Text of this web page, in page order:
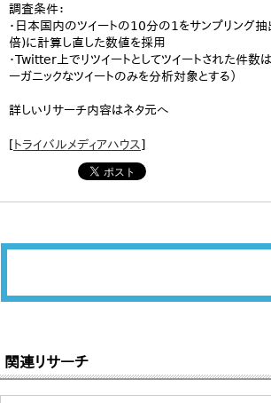
調査条件：
・日本国内のツイートの10分の1をサンプリング
倍)に計算し直した数値を採用
・Twitter上でリツイートとしてツイートされた件数
ーガニックなツイートのみを分析対象とする）
詳しいリサーチ内容はネタ元へ
[トライバルメディアハウス]
関連リサーチ